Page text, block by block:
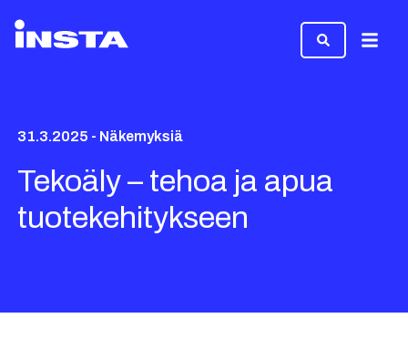
31.3.2025 - Näkemyksiä
Tekoäly – tehoa ja apua
tuotekehitykseen